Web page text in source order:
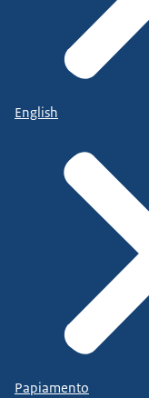
English
Papiamento